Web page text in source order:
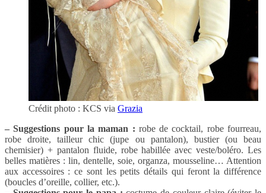
Crédit photo : KCS via Grazia
– Suggestions pour la maman : robe de cocktail, robe fourreau,
robe droite, tailleur chic (jupe ou pantalon), bustier (ou beau
chemisier) + pantalon fluide, robe habillée avec veste/boléro. Les
belles matières : lin, dentelle, soie, organza, mousseline… Attention
aux accessoires : ce sont les petits détails qui feront la différence
(boucles d’oreille, collier, etc.).